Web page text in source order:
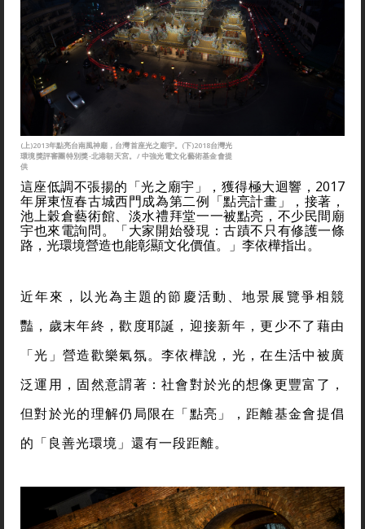
(上)2013年點亮台南風神廟，台灣首座光之廟宇。(下)2018台灣光
環境獎評審團特別獎-北港朝天宮。/ 中強光電文化藝術基金會提
供
這座低調不張揚的「光之廟宇」，獲得極大迴響，2017
年屏東恆春古城西門成為第二例「點亮計畫」，接著，
池上穀倉藝術館、淡水禮拜堂一一被點亮，不少民間廟
宇也來電詢問。「大家開始發現：古蹟不只有修護一條
路，光環境營造也能彰顯文化價值。」李依樺指出。
近年來，以光為主題的節慶活動、地景展覽爭相競
豔，歲末年終，歡度耶誕，迎接新年，更少不了藉由
「光」營造歡樂氣氛。李依樺說，光，在生活中被廣
泛運用，固然意謂著：社會對於光的想像更豐富了，
但對於光的理解仍局限在「點亮」，距離基金會提倡
的「良善光環境」還有一段距離。